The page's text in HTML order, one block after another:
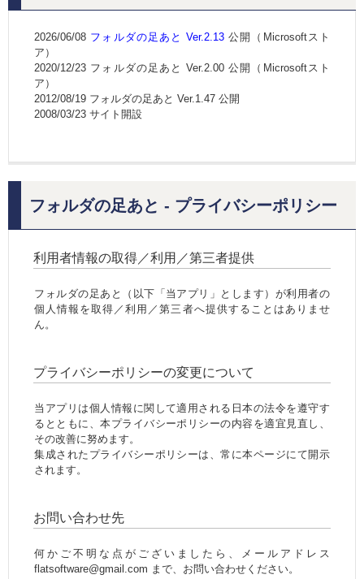
2026/06/08 フォルダの足あと Ver.2.13 公開（Microsoftスト
ア）
2020/12/23 フォルダの足あと Ver.2.00 公開（Microsoftスト
ア）
2012/08/19 フォルダの足あと Ver.1.47 公開
2008/03/23 サイト開設
フォルダの足あと - プライバシーポリシー
利用者情報の取得／利用／第三者提供
フォルダの足あと（以下「当アプリ」とします）が利用者の
個人情報を取得／利用／第三者へ提供することはありませ
ん。
プライバシーポリシーの変更について
当アプリは個人情報に関して適用される日本の法令を遵守す
るとともに、本プライバシーポリシーの内容を適宜見直し、
その改善に努めます。
集成されたプライバシーポリシーは、常に本ページにて開示
されます。
お問い合わせ先
何かご不明な点がございましたら、メールアドレス
flatsoftware@gmail.com まで、お問い合わせください。